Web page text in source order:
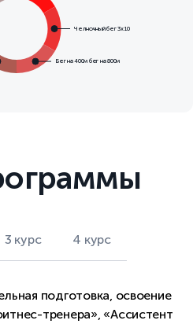
3 курс 4 курс
подготовка, освоение
тренера», «Ассистент